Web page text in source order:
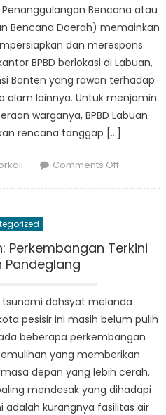
dan
Penanggulangan Bencana atau
Bencana Daerah) memainkan
dan merespons
BPBD berlokasi di Labuan,
Banten yang rawan terhadap
alam lainnya. Untuk menjamin
warganya, BPBD Labuan
rencana tanggap […]
Comments Offon
Rencana
Tanggap
Bencana
Perkembangan Terkini
Pandeglang
tsunami dahsyat melanda
pesisir ini masih belum pulih
beberapa perkembangan
yang memberikan
depan yang lebih cerah.
mendesak yang dihadapi
adalah kurangnya fasilitas air